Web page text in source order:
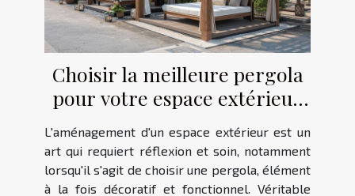
Choisir la meilleure pergola
pour votre espace extérieur
critères et styles
L'aménagement d'un espace extérieur est un
art qui requiert réflexion et soin, notamment
lorsqu'il s'agit de choisir une pergola, élément
à la fois décoratif et fonctionnel. Véritable